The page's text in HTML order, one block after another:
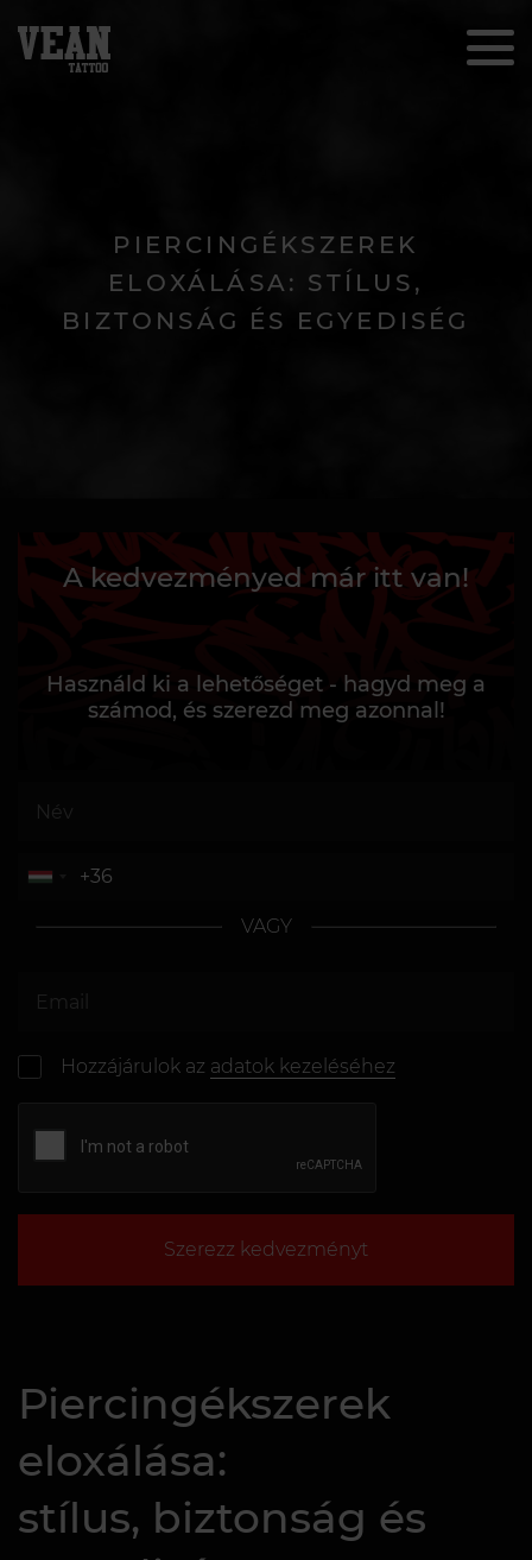
PIERCINGÉKSZEREK
ELOXÁLÁSA: STÍLUS,
BIZTONSÁG ÉS EGYEDISÉG
A kedvezményed már itt van!
Használd ki a lehetőséget - hagyd meg a
számod, és szerezd meg azonnal!
VAGY
Hozzájárulok az adatok kezeléséhez
Szerezz kedvezményt
Piercingékszerek
eloxálása:
stílus, biztonság és